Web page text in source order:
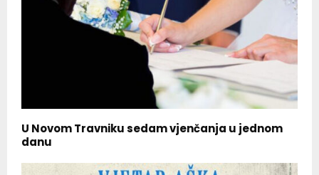
U Novom Travniku sedam vjenčanja u jednom
danu